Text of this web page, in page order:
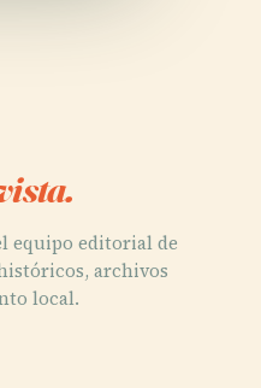
equipo editorial de
archivos
local.